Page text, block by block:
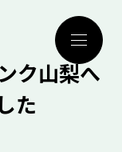
ク山梨へ
た